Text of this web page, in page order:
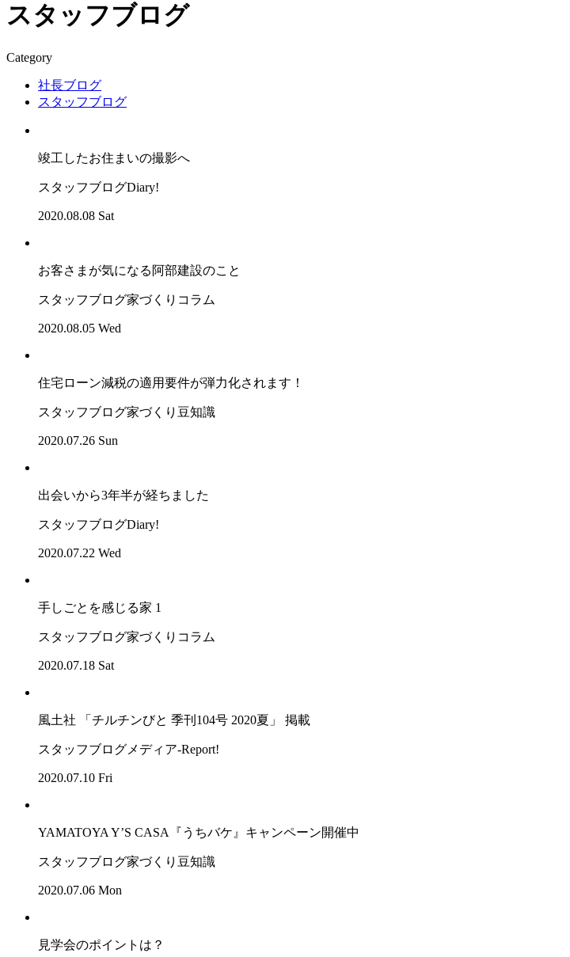
スタッフブログ
Category
社長ブログ
スタッフブログ
竣工したお住まいの撮影へ
スタッフブログDiary!
2020.08.08 Sat
お客さまが気になる阿部建設のこと
スタッフブログ家づくりコラム
2020.08.05 Wed
住宅ローン減税の適用要件が弾力化されます！
スタッフブログ家づくり豆知識
2020.07.26 Sun
出会いから3年半が経ちました
スタッフブログDiary!
2020.07.22 Wed
手しごとを感じる家 1
スタッフブログ家づくりコラム
2020.07.18 Sat
風土社 「チルチンびと 季刊104号 2020夏」 掲載
スタッフブログ メディア-Report!
2020.07.10 Fri
YAMATOYA Y’S CASA『うちバケ』キャンペーン開催中
スタッフブログ家づくり豆知識
2020.07.06 Mon
見学会のポイントは？